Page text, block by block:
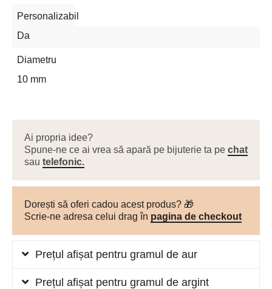
Personalizabil
Da
Diametru
10 mm
Ai propria idee?
Spune-ne ce ai vrea să apară pe bijuterie ta pe chat
sau telefonic.
Dorești să oferi cadou acest produs? 🎁
Scrie-ne adresa celui drag în pagina de checkout
Prețul afișat pentru gramul de aur
Prețul afișat pentru gramul de argint